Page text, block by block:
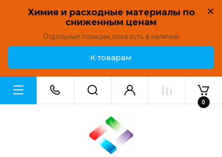
Химия и расходные материалы по
сниженным ценам
Отдельные позиции, пока есть в наличии
К товарам
0